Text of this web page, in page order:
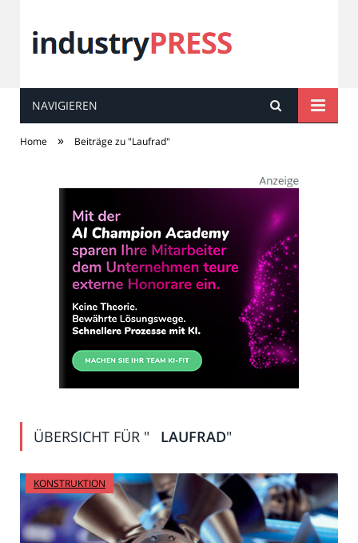
industryPRESS
NAVIGIEREN
Home » Beiträge zu "Laufrad"
ÜBERSICHT FÜR " LAUFRAD"
KONSTRUKTION